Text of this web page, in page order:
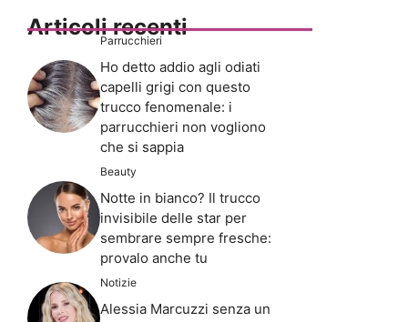
Articoli recenti
Parrucchieri
Ho detto addio agli odiati
capelli grigi con questo
trucco fenomenale: i
parrucchieri non vogliono
che si sappia
Beauty
Notte in bianco? Il trucco
invisibile delle star per
sembrare sempre fresche:
provalo anche tu
Notizie
Alessia Marcuzzi senza un